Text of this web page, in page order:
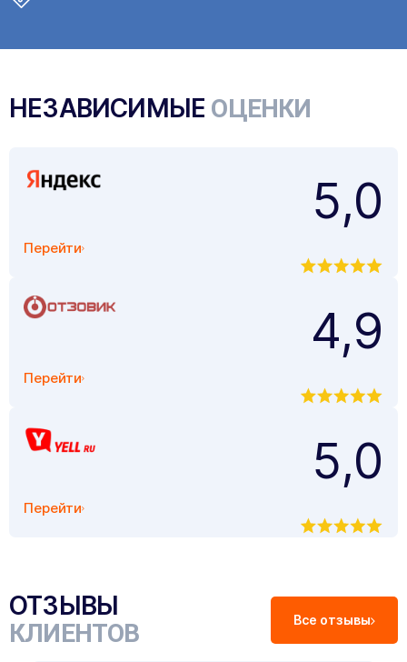
НЕЗАВИСИМЫЕ ОЦЕНКИ
Перейти
5,0
Перейти
4,9
Перейти
5,0
ОТЗЫВЫ
КЛИЕНТОВ Все отзывы